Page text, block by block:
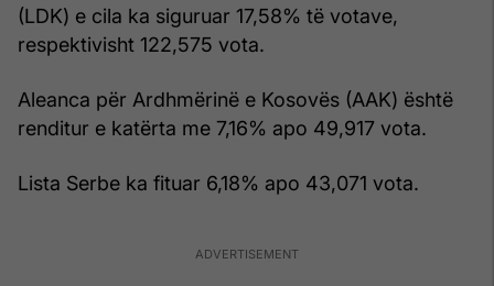
(LDK) e cila ka siguruar 17,58% të votave,
respektivisht 122,575 vota.
Aleanca për Ardhmërinë e Kosovës (AAK) është
renditur e katërta me 7,16% apo 49,917 vota.
Lista Serbe ka fituar 6,18% apo 43,071 vota.